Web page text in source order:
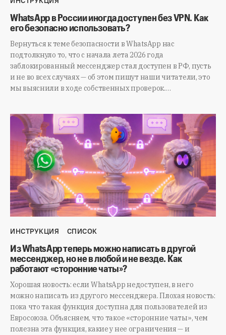
WhatsApp в России иногда доступен без VPN. Как
его безопасно использовать?
Вернуться к теме безопасности в WhatsApp нас
подтолкнуло то, что с начала лета 2026 года
заблокированный мессенджер стал доступен в РФ, пусть
и не во всех случаях — об этом пишут наши читатели, это
мы выяснили в ходе собственных проверок.…
ИНСТРУКЦИЯ СПИСОК
Из WhatsApp теперь можно написать в другой
мессенджер, но не в любой и не везде. Как
работают «сторонние чаты»?
Хорошая новость: если WhatsApp недоступен, в него
можно написать из другого мессенджера. Плохая новость:
пока что такая функция доступна для пользователей из
Евросоюза. Объясняем, что такое «сторонние чаты», чем
полезна эта функция, какие у нее ограничения — и